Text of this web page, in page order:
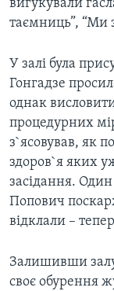
ПРАЙМ-ТАЙМ
ПОГЛЯД З
вигукували
таємниць”, “Ми
У залі була
Гонгадзе
однак
процедурних
з`ясовував, як
здоров`я яких
засідання.
Попович
відклали –
Залишивши залу
своє обурення